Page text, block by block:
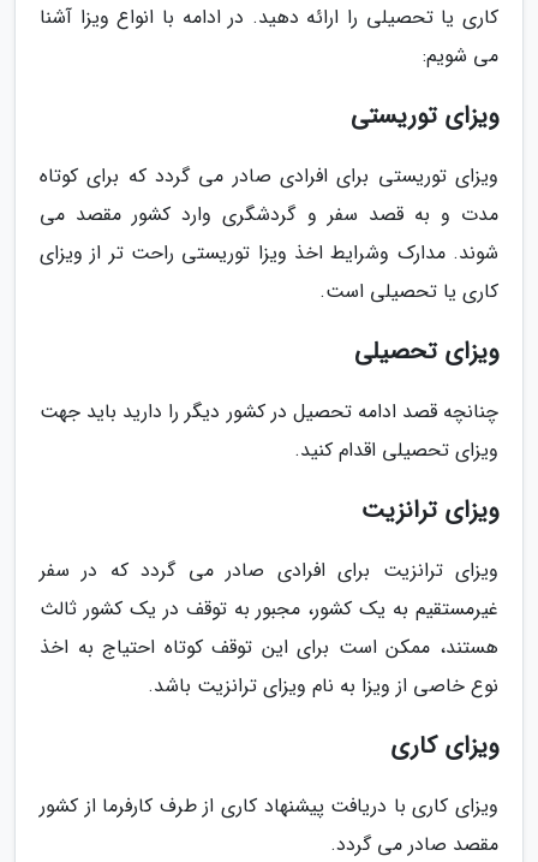
کاری یا تحصیلی را ارائه دهید. در ادامه با انواع ویزا آشنا
می شویم:
ویزای توریستی
ویزای توریستی برای افرادی صادر می گردد که برای کوتاه
مدت و به قصد سفر و گردشگری وارد کشور مقصد می
شوند. مدارک وشرایط اخذ ویزا توریستی راحت تر از ویزای
کاری یا تحصیلی است.
ویزای تحصیلی
چنانچه قصد ادامه تحصیل در کشور دیگر را دارید باید جهت
ویزای تحصیلی اقدام کنید.
ویزای ترانزیت
ویزای ترانزیت برای افرادی صادر می گردد که در سفر
غیرمستقیم به یک کشور، مجبور به توقف در یک کشور ثالث
هستند، ممکن است برای این توقف کوتاه احتیاج به اخذ
نوع خاصی از ویزا به نام ویزای ترانزیت باشد.
ویزای کاری
ویزای کاری با دریافت پیشنهاد کاری از طرف کارفرما از کشور
مقصد صادر می گردد.